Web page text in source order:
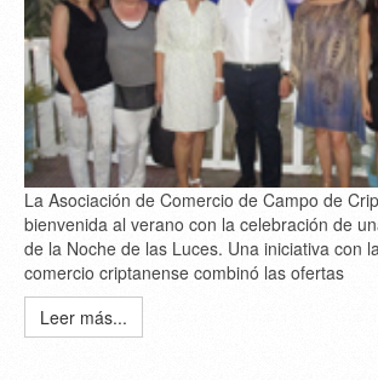
La Asociación de Comercio de Campo de
bienvenida al verano con la celebración de
de la Noche de las Luces. Una iniciativa con
comercio criptanense combinó las ofertas
Leer más...